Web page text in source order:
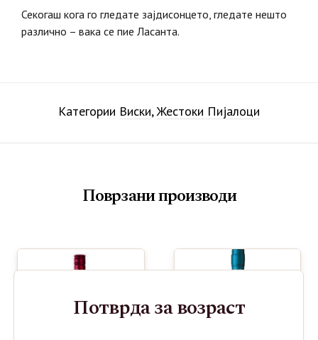
Секогаш кога го гледате зајдисонцето, гледате нешто
различно – вака се пие Ласанта.
Категории Виски,Жестоки Пијалоци
Поврзани производи
Потврда за возраст